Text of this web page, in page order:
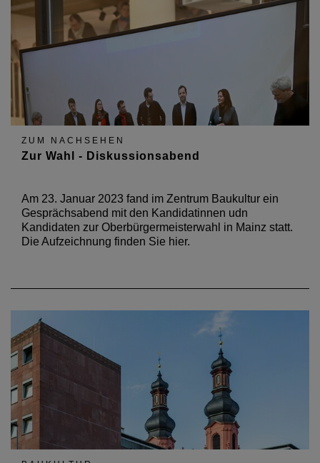
ZUM NACHSEHEN
Zur Wahl - Diskussionsabend
Am 23. Januar 2023 fand im Zentrum Baukultur ein
Gesprächsabend mit den Kandidatinnen udn
Kandidaten zur Oberbürgermeisterwahl in Mainz statt.
Die Aufzeichnung finden Sie hier.